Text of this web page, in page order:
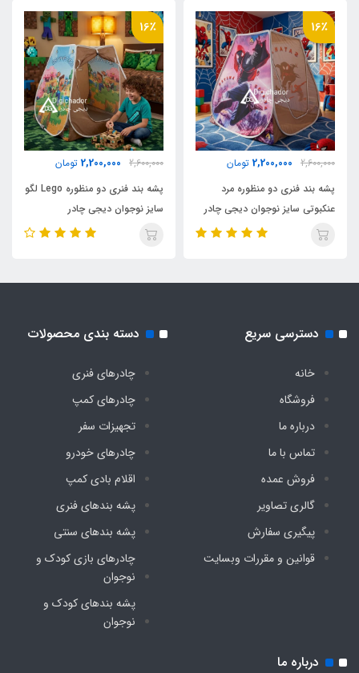
فلزی فنری آسان تاشو با روکش پلاستیکی و نوار
ابریشم 16٪
2,600,000
2,200,000 تومان
پشه بند فنری دو منظوره مرد
عنکبوتی سایز نوجوان دیجی چادر
16٪
2,600,000
2,200,000 تومان
پشه بند فنری دو منظوره Lego لگو
سایز نوجوان دیجی چادر
دسترسی سریع
خانه
فروشگاه
درباره ما
تماس با ما
فروش عمده
گالری تصاویر
پیگیری سفارش
قوانین و مقررات وبسایت
دسته بندی محصولات
چادرهای فنری
چادرهای کمپ
تجهیزات سفر
چادرهای خودرو
اقلام بادی کمپ
پشه‌ بندهای فنری
پشه‌ بندهای سنتی
چادرهای بازی کودک و
نوجوان
پشه‌ بندهای کودک و
نوجوان
درباره ما